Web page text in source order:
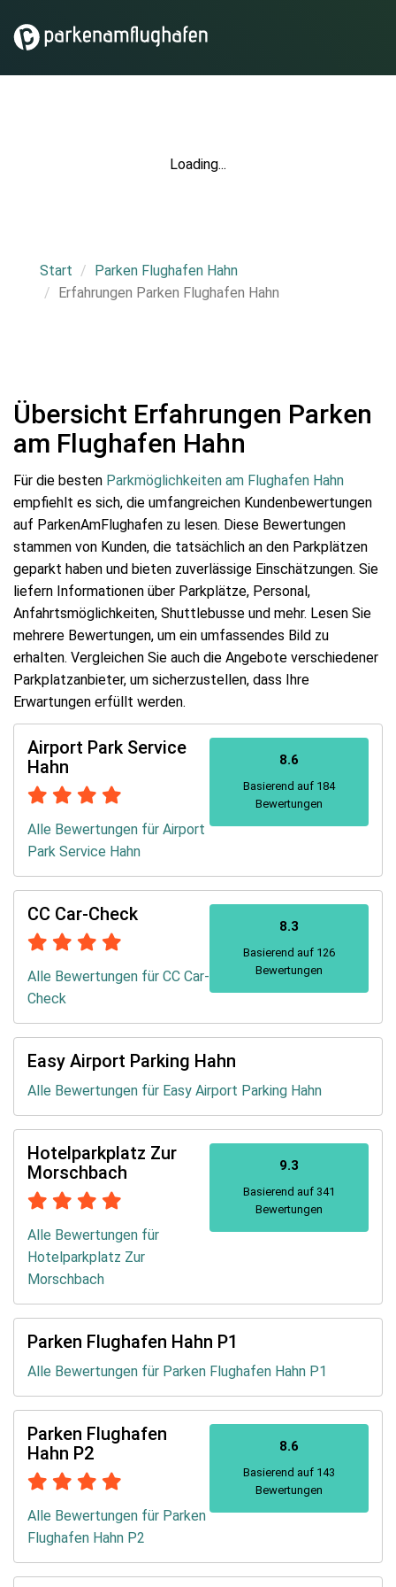
Loading...
Start
Parken Flughafen Hahn
Erfahrungen Parken Flughafen Hahn
Übersicht Erfahrungen Parken
am Flughafen Hahn
Für die besten Parkmöglichkeiten am Flughafen Hahn
empfiehlt es sich, die umfangreichen Kundenbewertungen
auf ParkenAmFlughafen zu lesen. Diese Bewertungen
stammen von Kunden, die tatsächlich an den Parkplätzen
geparkt haben und bieten zuverlässige Einschätzungen. Sie
liefern Informationen über Parkplätze, Personal,
Anfahrtsmöglichkeiten, Shuttlebusse und mehr. Lesen Sie
mehrere Bewertungen, um ein umfassendes Bild zu
erhalten. Vergleichen Sie auch die Angebote verschiedener
Parkplatzanbieter, um sicherzustellen, dass Ihre
Erwartungen erfüllt werden.
Airport Park Service
Hahn
Alle Bewertungen für Airport
Park Service Hahn
8.6
Basierend auf 184
Bewertungen
CC Car-Check
Alle Bewertungen für CC Car-
Check
8.3
Basierend auf 126
Bewertungen
Easy Airport Parking Hahn
Alle Bewertungen für Easy Airport Parking Hahn
Hotelparkplatz Zur
Morschbach
Alle Bewertungen für
Hotelparkplatz Zur
Morschbach
9.3
Basierend auf 341
Bewertungen
Parken Flughafen Hahn P1
Alle Bewertungen für Parken Flughafen Hahn P1
Parken Flughafen
Hahn P2
Alle Bewertungen für Parken
Flughafen Hahn P2
8.6
Basierend auf 143
Bewertungen